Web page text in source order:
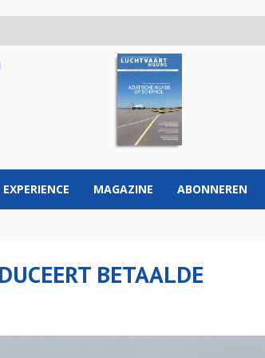
EXPERIENCE MAGAZINE ABONNEREN
BETAALDE